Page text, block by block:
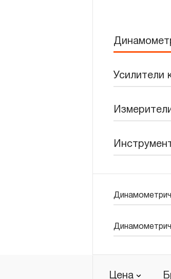
О нас
Гарантия и
Доставка и
Контакты
Усилители
Цена